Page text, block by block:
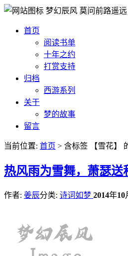
梦幻辰风 莫问前路遥
首页
阅读书单
十年之约
打赏支持
归档
西游系列
关于
梦的故事
留言
当前位置: 首页 > 含标签 【雪花】
热风雨为雪舞，萧瑟送
作者: 姜辰分类: 诗词如梦 2014年10